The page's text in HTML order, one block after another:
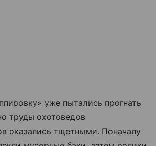
уже пытались прогнать
труды охотоведов
оказались тщетными. Поначалу